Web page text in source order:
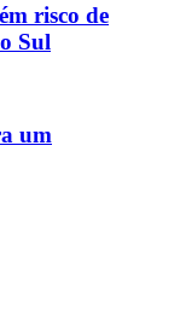
risco de
Sul
um